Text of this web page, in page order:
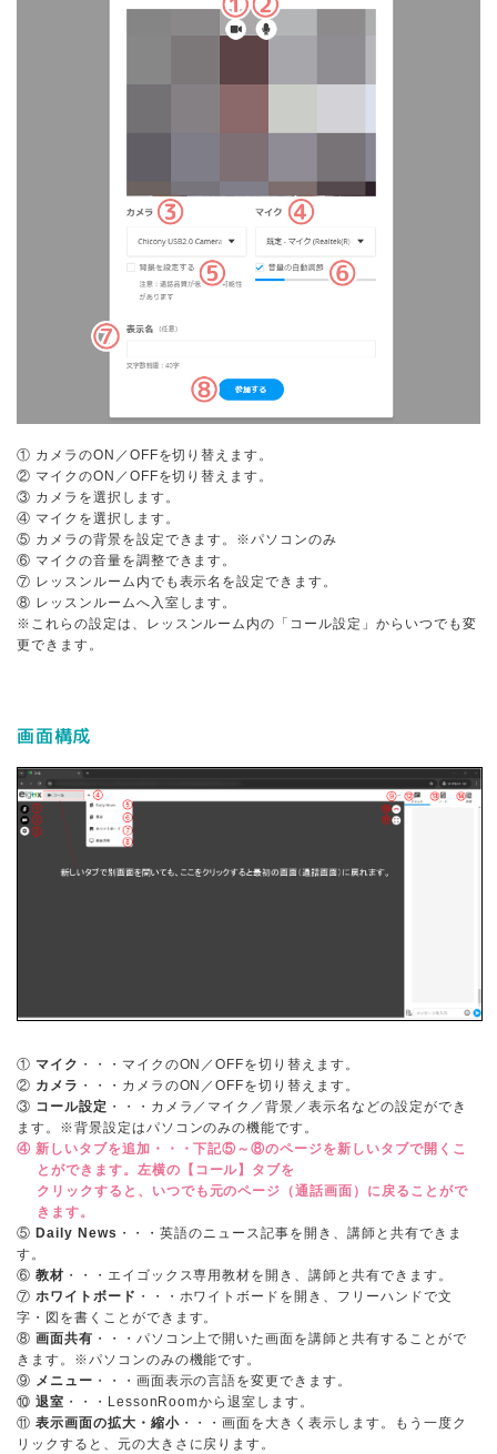
① カメラのON／OFFを切り替えます 。
② マイクのON／OFFを切り替えます 。
③ カメラを選択します。
④ マイクを選択します。
⑤ カメラの背景を設定できます。※パソコンのみ
⑥ マイクの音量を調整できます。
⑦ レッスンルーム内でも表示名を設定できます。
⑧ レッスンルームへ入室します。
※これらの設定は、レッスンルーム内の「コール設定」からいつでも変
更できます。
画面構成
① マイク ・・・マイクのON／OFFを切り替えます。
② カメラ ・・・カメラのON／OFFを切り替えます。
③ コール設定 ・・・カメラ／マイク／背景／表示名などの設定ができ
ます。※背景設定はパソコンのみの機能です。
④ 新しいタブを追加 ・・・下記⑤～⑧のページを新しいタブで開くこ
とができます。左横の【コール】タブを
クリックすると、いつでも元のページ（通話画面）に戻ることがで
きます。
⑤ Daily News ・・・英語のニュース記事を開き、講師と共有できま
す。
⑥ 教材 ・・・エイゴックス専用教材を開き、講師と共有できます。
⑦ ホワイトボード ・・・ホワイトボードを開き、フリーハンドで文
字・図を書くことができます。
⑧ 画面共有 ・・・パソコン上で開いた画面を講師と共有することがで
きます。※パソコンのみの機能です。
⑨ メニュー ・・・画面表示の言語を変更できます。
⑩ 退室 ・・・LessonRoomから退室します。
⑪ 表示画面の拡大・縮小・・・画面を大きく表示します。もう一度ク
リックすると、元の大きさに戻ります。